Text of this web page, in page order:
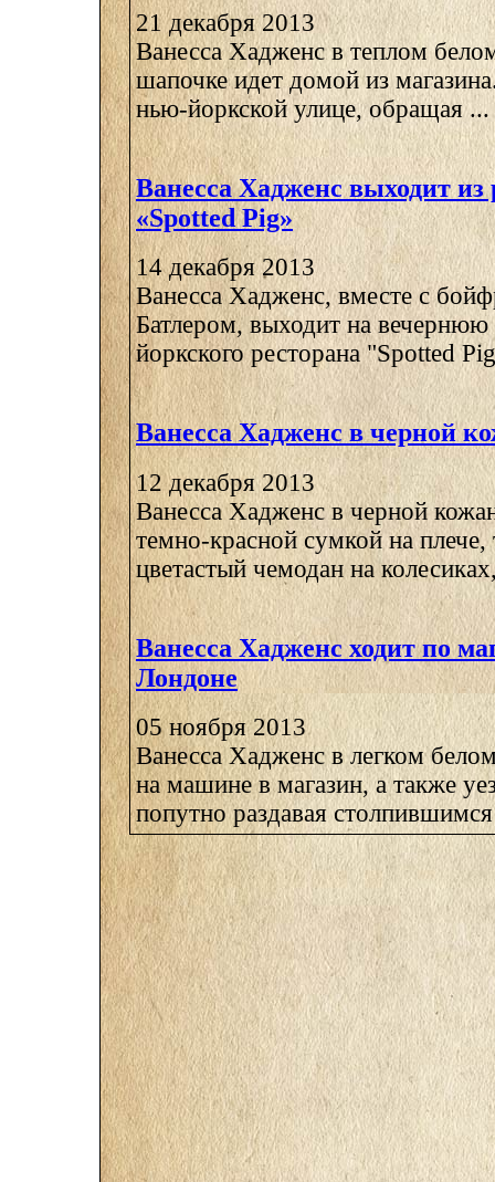
21 декабря 2013
Ванесса Хадженс в теплом
шапочке идет домой из
нью-йоркской улице, обращая ...
Ванесса Хадженс выходит из
«Spotted Pig»
14 декабря 2013
Ванесса Хадженс, вместе с
Батлером, выходит на
йоркского ресторана "Spotted
Ванесса Хадженс в черной
12 декабря 2013
Ванесса Хадженс в черной
темно-красной сумкой на плече,
цветастый чемодан на
Ванесса Хадженс ходит по
Лондоне
05 ноября 2013
Ванесса Хадженс в легком
на машине в магазин, а также
попутно раздавая